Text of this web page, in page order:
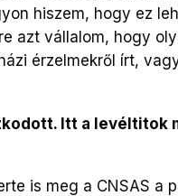
hiszem, hogy ez
azt vállalom, hogy
érzelmekről írt,
Itt a levéltitok
is meg a CNSAS a